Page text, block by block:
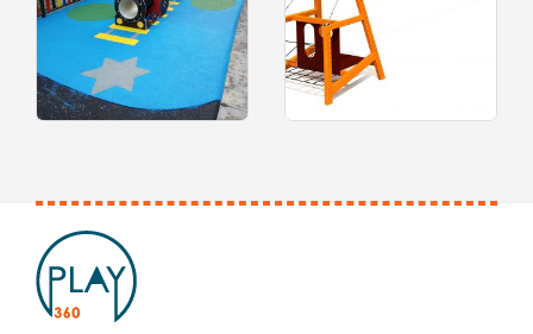
out of 5 0 out of 5